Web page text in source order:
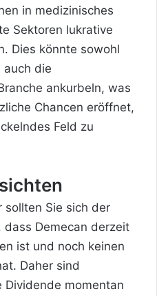
in medizinisches
Sektoren lukrative
Dies könnte sowohl
auch die
ankurbeln, was
Chancen eröffnet,
Feld zu
sollten Sie sich der
Demecan derzeit
ist und noch keinen
Daher sind
Dividende momentan